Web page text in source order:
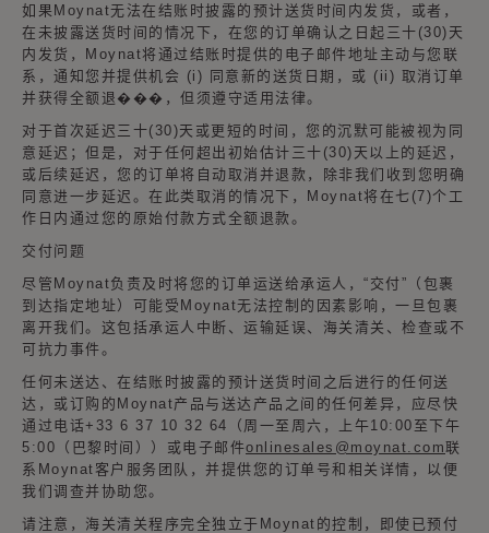
如果Moynat无法在结账时披露的预计送货时间内发货，或者，
在未披露送货时间的情况下，在您的订单确认之日起三十(30)天
内发货，Moynat将通过结账时提供的电子邮件地址主动与您联
系，通知您并提供机会 (i) 同意新的送货日期，或 (ii) 取消订单
并获得全额退���，但须遵守适用法律。
对于首次延迟三十(30)天或更短的时间，您的沉默可能被视为同
意延迟；但是，对于任何超出初始估计三十(30)天以上的延迟，
或后续延迟，您的订单将自动取消并退款，除非我们收到您明确
同意进一步延迟。在此类取消的情况下，Moynat将在七(7)个工
作日内通过您的原始付款方式全额退款。
交付问题
尽管Moynat负责及时将您的订单运送给承运人，“交付”（包裹
到达指定地址）可能受Moynat无法控制的因素影响，一旦包裹
离开我们。这包括承运人中断、运输延误、海关清关、检查或不
可抗力事件。
任何未送达、在结账时披露的预计送货时间之后进行的任何送
达，或订购的Moynat产品与送达产品之间的任何差异，应尽快
通过电话+33 6 37 10 32 64（周一至周六，上午10:00至下午
5:00（巴黎时间））或电子邮件onlinesales@moynat.com联
系Moynat客户服务团队，并提供您的订单号和相关详情，以便
我们调查并协助您。
请注意，海关清关程序完全独立于Moynat的控制，即使已预付